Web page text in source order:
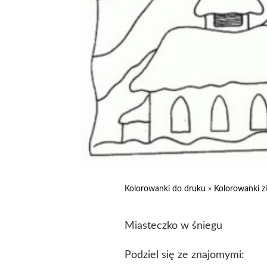
Kolorowanki do druku » Kolorowanki
Miasteczko w śniegu
Podziel się ze znajomymi: